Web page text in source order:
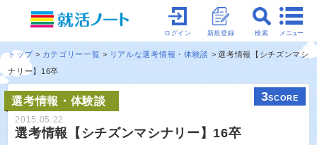
メニュー
検索
新規登録
ログイン
トップ カテゴリー一覧 リアルな選考情報・体験談
選考情報【シチズンマシ
ナリー】16卒
選考情報・体験談 3SCORE
2015.05.22
選考情報【シチズンマシナリー】16卒